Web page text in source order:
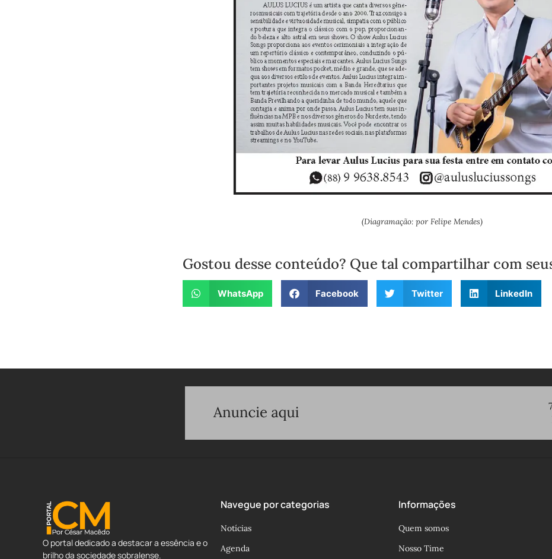
(Diagramação: por Felipe Mendes)
Gostou desse conteúdo? Que tal compartilhar com
WhatsApp Facebook Twitter LinkedIn
O portal dedicado a destacar a essência e o
brilho da sociedade sobralense.
Navegue por categorias
Notícias
Agenda
Informações
Quem somos
Nosso Time